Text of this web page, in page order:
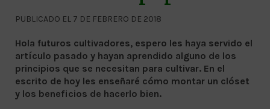
PUBLICADO EL 7 DE FEBRERO DE 2018
Hola futuros cultivadores, espero les haya servido el
artículo pasado y hayan aprendido alguno de los
principios que se necesitan para cultivar. En el
escrito de hoy les enseñaré cómo montar un clóset
y los beneficios de hacerlo bien.